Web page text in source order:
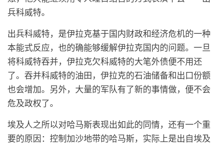
兵科威特。
出兵科威特，是伊拉克基于国内财政和经济危机的一种
本能式反应，也的确能够缓解伊拉克国内的问题。一旦
将科威特吞并，伊拉克欠科威特的大笔外债便不用还
了。吞并科威特的油田，伊拉克的石油储备和出口份额
也会增加。另外，大量的军队有了新的事情做，便不会
危及政权了。
埃及人之所以对哈马斯表现出如此的同情，还有一个重
要的原因：控制加沙地带的哈马斯，实际上是出自埃及